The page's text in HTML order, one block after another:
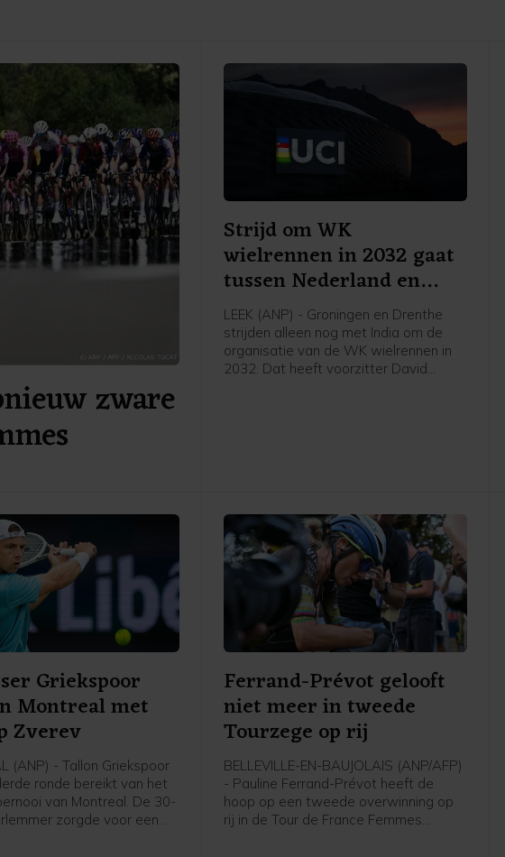
zware
Strijd om WK
wielrennen in 2032 gaat
tussen Nederland en
India
LEEK (ANP) - Groningen en Drenthe
strijden alleen nog met India om de
organisatie van de WK wielrennen in
2032. Dat heeft voorzitter David
concurrenten, maar ziet India als "een
van de zwaarste tegenkandidaten".
Griekspoor
Montreal met
Zverev
(ANP) - Tallon Griekspoor
ronde bereikt van het
van Montreal. De 30-
zorgde voor een
Ferrand-Prévot gelooft
niet meer in tweede
Tourzege op rij
BELLEVILLE-EN-BAUJOLAIS (ANP/AFP)
- Pauline Ferrand-Prévot heeft de
hoop op een tweede overwinning op
rij in de Tour de France Femmes